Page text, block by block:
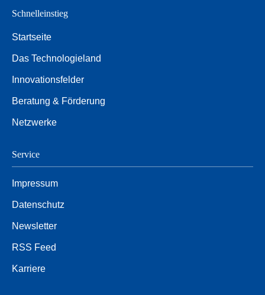
Schnelleinstieg
Startseite
Das Technologieland
Innovationsfelder
Beratung & Förderung
Netzwerke
Service
Impressum
Datenschutz
Newsletter
RSS Feed
Karriere